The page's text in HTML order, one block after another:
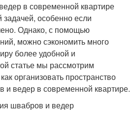
в современной квартире
особенно если
Однако, с помощью
можно сэкономить много
более удобной и
статье мы рассмотрим
организовать пространство
и ведер в современной квартире.
швабров и ведер